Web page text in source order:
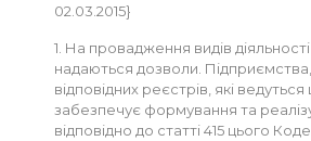
02.03.2015}
1. На провадження видів
надаються дозволи.
відповідних реєстрів, які
забезпечує формування та
відповідно до статті 415 цього